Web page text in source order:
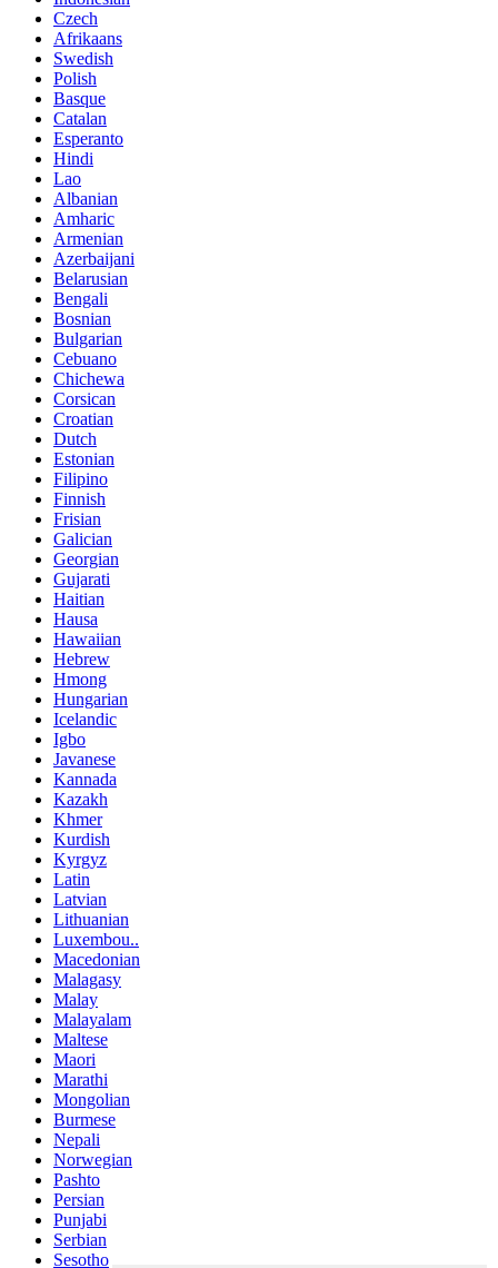
Czech
Afrikaans
Swedish
Polish
Basque
Catalan
Esperanto
Hindi
Lao
Albanian
Amharic
Armenian
Azerbaijani
Belarusian
Bengali
Bosnian
Bulgarian
Cebuano
Chichewa
Corsican
Croatian
Dutch
Estonian
Filipino
Finnish
Frisian
Galician
Georgian
Gujarati
Haitian
Hausa
Hawaiian
Hebrew
Hmong
Hungarian
Icelandic
Igbo
Javanese
Kannada
Kazakh
Khmer
Kurdish
Kyrgyz
Latin
Latvian
Lithuanian
Luxembou..
Macedonian
Malagasy
Malay
Malayalam
Maltese
Maori
Marathi
Mongolian
Burmese
Nepali
Norwegian
Pashto
Persian
Punjabi
Serbian
Sesotho